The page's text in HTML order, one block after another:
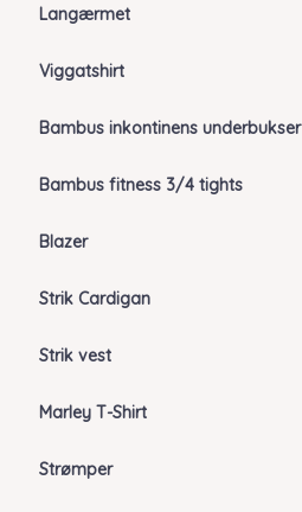
Langærmet
Viggatshirt
Bambus inkontinens underbukser
Bambus fitness 3/4 tights
Blazer
Strik Cardigan
Strik vest
Marley T-Shirt
Strømper